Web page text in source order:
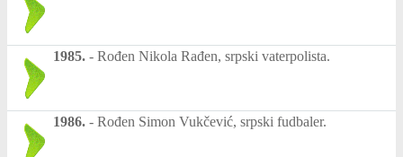
1985. - Rođen Nikola Rađen, srpski vaterpolista.
1986. - Rođen Simon Vukčević, srpski fudbaler.